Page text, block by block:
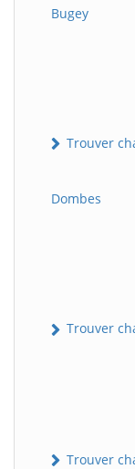
Bugey
Trouver
Dombes
Trouver
Trouver